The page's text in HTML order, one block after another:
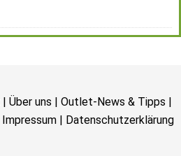
| Über uns | Outlet-News & Tipps |
Impressum| Datenschutzerklärung